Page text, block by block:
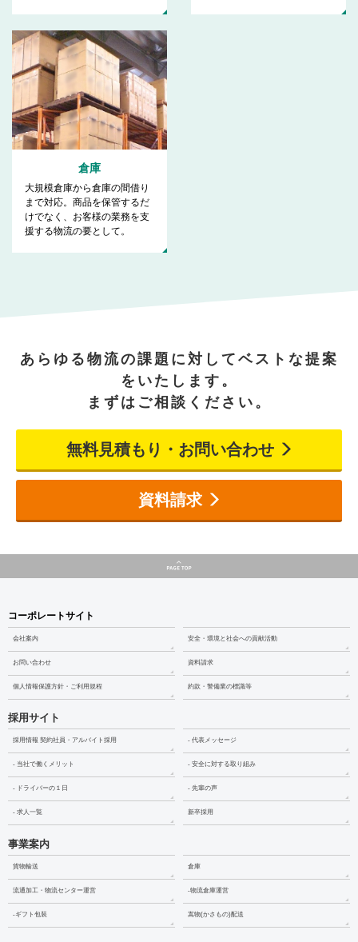
倉庫
大規模倉庫から倉庫の間借り
まで対応。商品を保管するだ
けでなく、お客様の業務を支
援する物流の要として。
あらゆる物流の課題に対してベストな提案
をいたします。
まずはご相談ください。
無料見積もり・お問い合わせ
資料請求
コーポレートサイト
会社案内 安全・環境と社会への貢献活動
お問い合わせ 資料請求
個人情報保護方針・ご利用規程 約款・警備業の標識等
採用サイト
採用情報 契約社員・アルバイト採用 - 代表メッセージ
- 当社で働くメリット - 安全に対する取り組み
- ドライバーの１日 - 先輩の声
- 求人一覧 新卒採用
事業案内
貨物輸送 倉庫
流通加工・物流センター運営 -物流倉庫運営
-ギフト包装 嵩物(かさもの)配送